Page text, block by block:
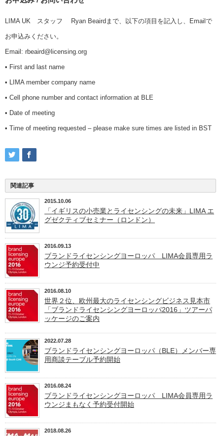
LIMA UK スタッフ Ryan Beairdまで、以下の項目を記入し、Emailで
お申込みください。
Email: rbeaird@licensing.org
• First and last name
• LIMA member company name
• Cell phone number and contact information at BLE
• Date of meeting
• Time of meeting requested – please make sure times are listed in BST
関連記事
2015.10.06
「イギリスの小売業とライセンシングの未来」LIMA エ
グゼクティブセミナー（ロンドン）
2016.09.13
ブランドライセンシングヨーロッパ LIMA会員専用ラ
ウンジ予約受付中
2016.08.10
世界２位、欧州最大のライセンシングビジネス見本市
「ブランドライセンシングヨーロッパ2016」ツアーパ
ッケージのご案内
2022.07.28
ブランドライセンシングヨーロッパ（BLE）メンバー専
用商談テーブル予約開始
2016.08.24
ブランドライセンシングヨーロッパ LIMA会員専用ラ
ウンジまもなく予約受付開始
2018.08.26